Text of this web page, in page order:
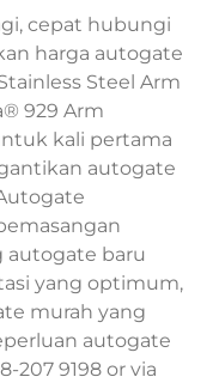
cepat hubungi
harga autogate
Steel Arm
929 Arm
kali pertama
autogate
autogate baru
yang optimum,
murah yang
autogate
207 9198 or via